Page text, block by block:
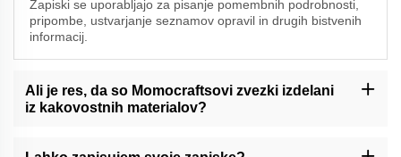
Zapiski se uporabljajo za pisanje pomembnih podrobnosti,
pripombe, ustvarjanje seznamov opravil in drugih bistvenih
informacij.
Ali je res, da so Momocraftsovi zvezki izdelani
iz kakovostnih materialov?
vrhunskih materialov.